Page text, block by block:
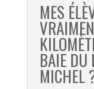
MES
BAIE
MICHEL